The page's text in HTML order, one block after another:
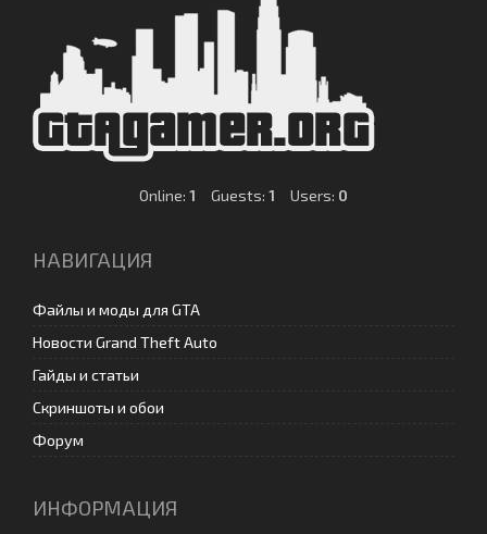
Online: 1 Guests: 1 Users: 0
НАВИГАЦИЯ
Файлы и моды для GTA
Новости Grand Theft Auto
Гайды и статьи
Скриншоты и обои
Форум
ИНФОРМАЦИЯ